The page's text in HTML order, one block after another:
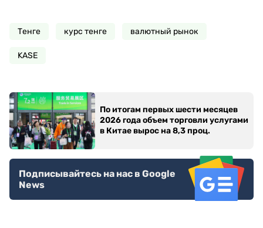
Тенге курс тенге валютный рынок
KASE
По итогам первых шести месяцев
2026 года объем торговли услугами
в Китае вырос на 8,3 проц.
Подписывайтесь на нас в Google
News